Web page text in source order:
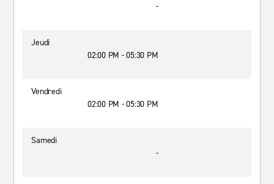
-
Jeudi
02:00 PM - 05:30 PM
Vendredi
02:00 PM - 05:30 PM
Samedi
-